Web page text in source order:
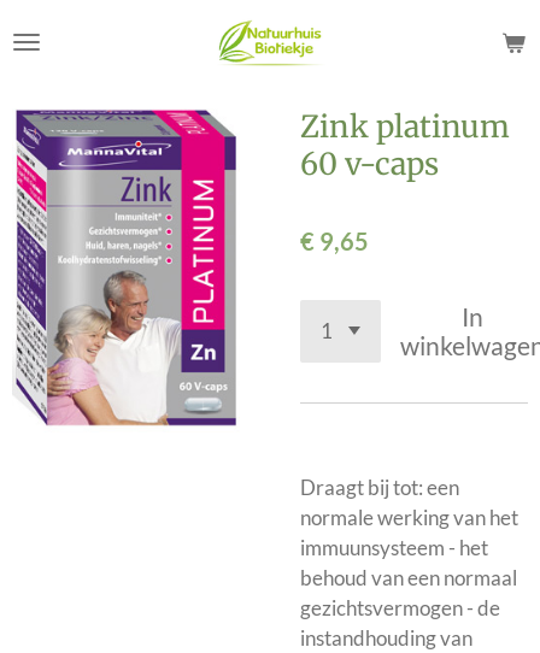
direct
de
hoofdinhoud
Zink platinum
60 v-caps
€ 9,65
In
Draagt bij tot: een
normale werking van het
immuunsysteem - het
behoud van een normaal
gezichtsvermogen - de
instandhouding van